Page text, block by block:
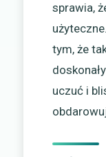
sprawia,
tym, że
uczuć i